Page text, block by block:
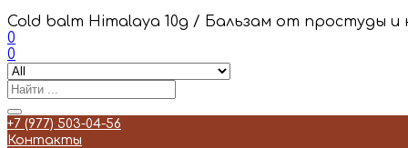
Cold balm Himalaya 10g / Бальзам от простуды и
0
0
+7 (977) 503-04-56
Контакты